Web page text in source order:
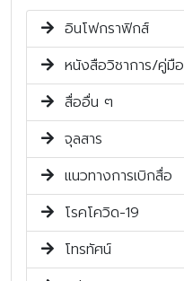
อินโฟกราฟิกส์
หนังสือวิชาการ/คู่มือ
สื่ออื่น ๆ
จุลสาร
แนวทางการเบิกสื่อ
โรคโควิด-19
โทรทัศน์